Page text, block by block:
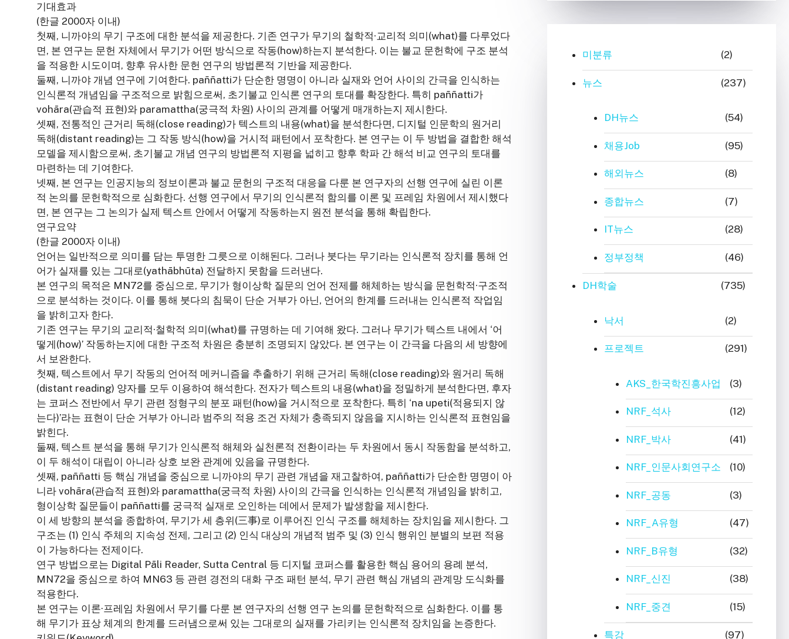
기대효과
(한글 2000자 이내)
첫째, 니까야의 무기 구조에 대한 분석을 제공한다. 기존 연구가 무기의 철학적·교리적 의미(what)를 다루었다
면, 본 연구는 문헌 자체에서 무기가 어떤 방식으로 작동(how)하는지 분석한다. 이는 불교 문헌학에 구조 분석
을 적용한 시도이며, 향후 유사한 문헌 연구의 방법론적 기반을 제공한다.
둘째, 니까야 개념 연구에 기여한다. paññatti가 단순한 명명이 아니라 실재와 언어 사이의 간극을 인식하는
인식론적 개념임을 구조적으로 밝힘으로써, 초기불교 인식론 연구의 토대를 확장한다. 특히 paññatti가
vohāra(관습적 표현)와 paramattha(궁극적 차원) 사이의 관계를 어떻게 매개하는지 제시한다.
셋째, 전통적인 근거리 독해(close reading)가 텍스트의 내용(what)을 분석한다면, 디지털 인문학의 원거리
독해(distant reading)는 그 작동 방식(how)을 거시적 패턴에서 포착한다. 본 연구는 이 두 방법을 결합한 해석
모델을 제시함으로써, 초기불교 개념 연구의 방법론적 지평을 넓히고 향후 학파 간 해석 비교 연구의 토대를
마련하는 데 기여한다.
넷째, 본 연구는 인공지능의 정보이론과 불교 문헌의 구조적 대응을 다룬 본 연구자의 선행 연구에 실린 이론
적 논의를 문헌학적으로 심화한다. 선행 연구에서 무기의 인식론적 함의를 이론 및 프레임 차원에서 제시했다
면, 본 연구는 그 논의가 실제 텍스트 안에서 어떻게 작동하는지 원전 분석을 통해 확립한다.
연구요약
(한글 2000자 이내)
언어는 일반적으로 의미를 담는 투명한 그릇으로 이해된다. 그러나 붓다는 무기라는 인식론적 장치를 통해 언
어가 실재를 있는 그대로(yathābhūta) 전달하지 못함을 드러낸다.
본 연구의 목적은 MN72를 중심으로, 무기가 형이상학 질문의 언어 전제를 해체하는 방식을 문헌학적·구조적
으로 분석하는 것이다. 이를 통해 붓다의 침묵이 단순 거부가 아닌, 언어의 한계를 드러내는 인식론적 작업임
을 밝히고자 한다.
기존 연구는 무기의 교리적·철학적 의미(what)를 규명하는 데 기여해 왔다. 그러나 무기가 텍스트 내에서 ‘어
떻게(how)’ 작동하는지에 대한 구조적 차원은 충분히 조명되지 않았다. 본 연구는 이 간극을 다음의 세 방향에
서 보완한다.
첫째, 텍스트에서 무기 작동의 언어적 메커니즘을 추출하기 위해 근거리 독해(close reading)와 원거리 독해
(distant reading) 양자를 모두 이용하여 해석한다. 전자가 텍스트의 내용(what)을 정밀하게 분석한다면, 후자
는 코퍼스 전반에서 무기 관련 정형구의 분포 패턴(how)을 거시적으로 포착한다. 특히 ‘na upeti(적용되지 않
는다)’라는 표현이 단순 거부가 아니라 범주의 적용 조건 자체가 충족되지 않음을 지시하는 인식론적 표현임을
밝힌다.
둘째, 텍스트 분석을 통해 무기가 인식론적 해체와 실천론적 전환이라는 두 차원에서 동시 작동함을 분석하고,
이 두 해석이 대립이 아니라 상호 보완 관계에 있음을 규명한다.
셋째, paññatti 등 핵심 개념을 중심으로 니까야의 무기 관련 개념을 재고찰하여, paññatti가 단순한 명명이 아
니라 vohāra(관습적 표현)와 paramattha(궁극적 차원) 사이의 간극을 인식하는 인식론적 개념임을 밝히고,
형이상학 질문들이 paññatti를 궁극적 실재로 오인하는 데에서 문제가 발생함을 제시한다.
이 세 방향의 분석을 종합하여, 무기가 세 층위(三事)로 이루어진 인식 구조를 해체하는 장치임을 제시한다. 그
구조는 (1) 인식 주체의 지속성 전제, 그리고 (2) 인식 대상의 개념적 범주 및 (3) 인식 행위인 분별의 보편 적용
이 가능하다는 전제이다.
연구 방법으로는 Digital Pāli Reader, Sutta Central 등 디지털 코퍼스를 활용한 핵심 용어의 용례 분석,
MN72을 중심으로 하여 MN63 등 관련 경전의 대화 구조 패턴 분석, 무기 관련 핵심 개념의 관계망 도식화를
적용한다.
본 연구는 이론·프레임 차원에서 무기를 다룬 본 연구자의 선행 연구 논의를 문헌학적으로 심화한다. 이를 통
해 무기가 표상 체계의 한계를 드러냄으로써 있는 그대로의 실재를 가리키는 인식론적 장치임을 논증한다.
미분류 (2)
뉴스 (237)
DH뉴스 (54)
채용Job (95)
해외뉴스 (8)
종합뉴스 (7)
IT뉴스 (28)
정부정책 (46)
DH학술 (735)
낙서 (2)
프로젝트 (291)
AKS_한국학진흥사업 (3)
NRF_석사 (12)
NRF_박사 (41)
NRF_인문사회연구소 (10)
NRF_공동 (3)
NRF_A유형 (47)
NRF_B유형 (32)
NRF_신진 (38)
NRF_중견 (15)
특강 (97)